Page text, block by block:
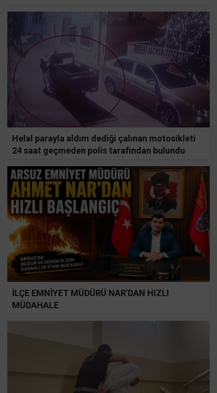
Helal parayla aldım dediği çalınan motosikleti
24 saat geçmeden polis tarafından bulundu
İLÇE EMNİYET MÜDÜRÜ NAR’DAN HIZLI
MÜDAHALE